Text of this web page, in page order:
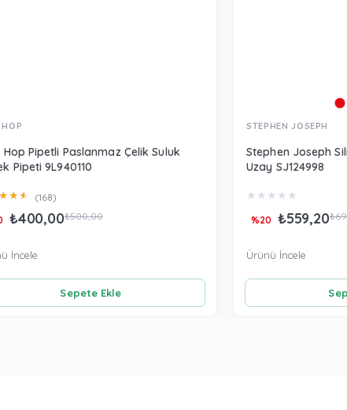
Hop Pipetli Paslanmaz Çelik Suluk
Pipeti 9L940110
★★★ (168)
₺400,00₺500,00
Sepete Ekle
İncele
STEPHEN JOSEPH
Stephen Joseph
Uzay SJ124998
★ ★ ★ ★ ★
₺559,20
%20
Ürünü İncele